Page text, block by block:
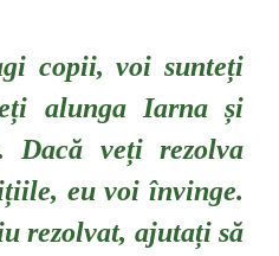
voi sunteți
alunga Iarna și
Dacă veți rezolva
eu voi învinge.
rezolvat, ajutați să